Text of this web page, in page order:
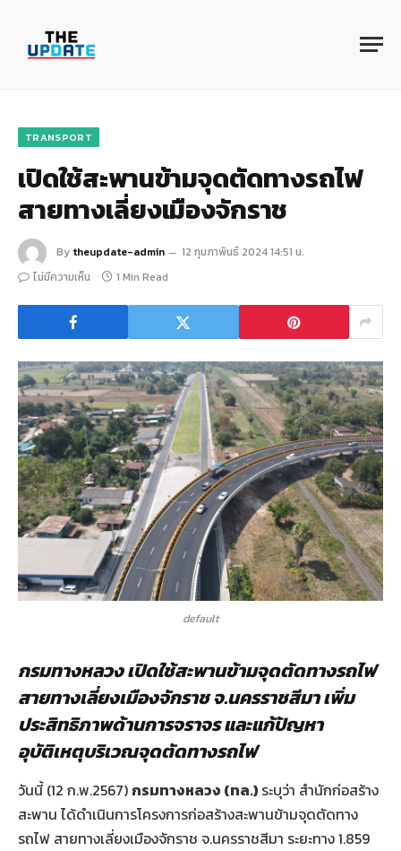
TRANSPORT
เปิดใช้สะพานข้ามจุดตัดทางรถไฟ
สายทางเลี่ยงเมืองจักราช
By theupdate-admin
12 กุมภาพันธ์ 2024 14:51 น.
ไม่มีความเห็น
1 Min Read
default
กรมทางหลวง เปิดใช้สะพานข้ามจุดตัดทางรถไฟ
สายทางเลี่ยงเมืองจักราช จ.นครราชสีมา เพิ่ม
ประสิทธิภาพด้านการจราจร และแก้ปัญหา
อุบัติเหตุบริเวณจุดตัดทางรถไฟ
วันนี้ (12 ก.พ.2567) กรมทางหลวง (ทล.) ระบุว่า สำนักก่อสร้าง
สะพาน ได้ดำเนินการโครงการก่อสร้างสะพานข้ามจุดตัดทาง
รถไฟ สายทางเลี่ยงเมืองจักราช จ.นครราชสีมา ระยะทาง 1.859